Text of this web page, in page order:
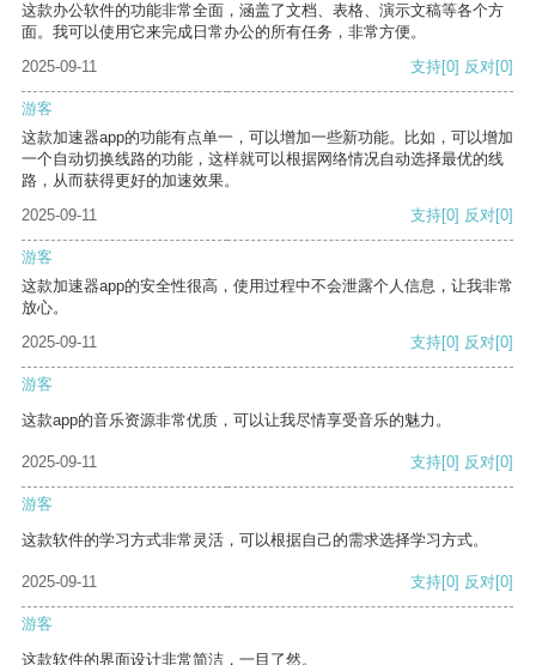
这款办公软件的功能非常全面，涵盖了文档、表格、演示文稿等各个方
面。我可以使用它来完成日常办公的所有任务，非常方便。
2025-09-11
支持[0] 反对[0]
游客
这款加速器app的功能有点单一，可以增加一些新功能。比如，可以增加
一个自动切换线路的功能，这样就可以根据网络情况自动选择最优的线
路，从而获得更好的加速效果。
2025-09-11
支持[0] 反对[0]
游客
这款加速器app的安全性很高，使用过程中不会泄露个人信息，让我非常
放心。
2025-09-11
支持[0] 反对[0]
游客
这款app的音乐资源非常优质，可以让我尽情享受音乐的魅力。
2025-09-11 支持[0] 反对[0]
游客
这款软件的学习方式非常灵活，可以根据自己的需求选择学习方式。
2025-09-11 支持[0] 反对[0]
游客
这款软件的界面设计非常简洁，一目了然。